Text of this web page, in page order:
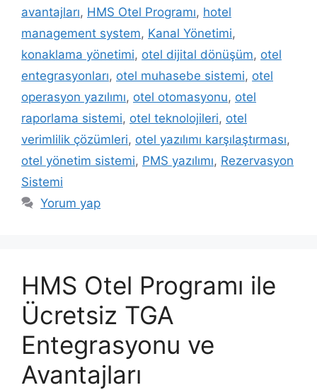
avantajları, HMS Otel Programı, hotel
management system, Kanal Yönetimi,
konaklama yönetimi, otel dijital dönüşüm, otel
entegrasyonları, otel muhasebe sistemi, otel
operasyon yazılımı, otel otomasyonu, otel
raporlama sistemi, otel teknolojileri, otel
verimlilik çözümleri, otel yazılımı karşılaştırması,
otel yönetim sistemi, PMS yazılımı, Rezervasyon
Sistemi
Yorum yap
HMS Otel Programı ile
Ücretsiz TGA
Entegrasyonu ve
Avantajları